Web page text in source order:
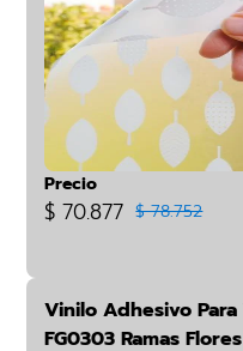
Precio
$ 70.877 $ 78.752
Vinilo Adhesivo
FG0303 Ramas